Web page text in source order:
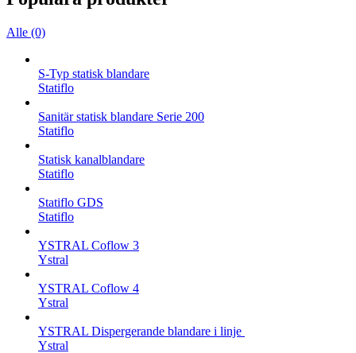
Alle (0)
S-Typ statisk blandare
Statiflo
Sanitär statisk blandare Serie 200
Statiflo
Statisk kanalblandare
Statiflo
Statiflo GDS
Statiflo
YSTRAL Coflow 3
Ystral
YSTRAL Coflow 4
Ystral
YSTRAL Dispergerande blandare i linje ‍‍
Ystral